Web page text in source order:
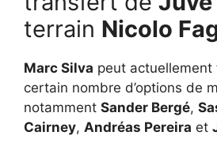
terrain Nicolo
Marc Silva peut actuellement
certain nombre d’options de
notamment Sander Bergé,
Cairney, Andréas Pereira et